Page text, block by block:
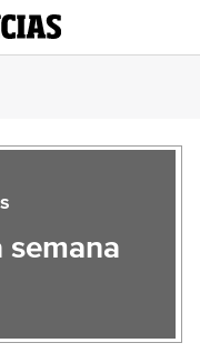
semana